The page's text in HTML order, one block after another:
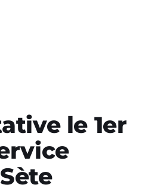
le 1er